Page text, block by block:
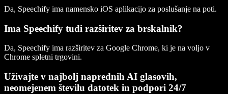
Da, Speechify ima namensko iOS aplikacijo za poslušanje na poti.
Ima Speechify tudi razširitev za brskalnik?
Da, Speechify ima razširitev za Google Chrome, ki je na voljo v
Chrome spletni trgovini.
Uživajte v najbolj naprednih AI glasovih,
neomejenem številu datotek in podpori 24/7